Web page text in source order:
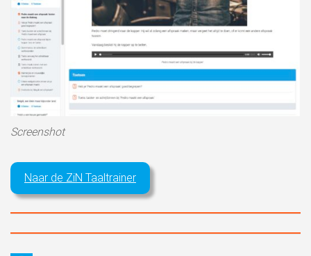
Screenshot
Naar de ZiN Taaltrainer